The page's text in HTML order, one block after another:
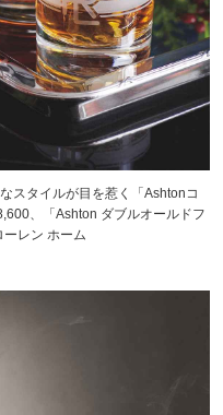
スタイルが目を惹く「Ashtonコ
、「Ashton ダブルオールドフ
レン ホーム